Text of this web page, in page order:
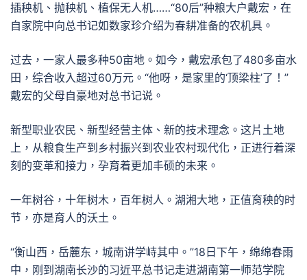
插秧机、抛秧机、植保无人机……“80后”种粮大户戴宏，在
自家院中向总书记如数家珍介绍为春耕准备的农机具。
过去，一家人最多种50亩地。如今，戴宏承包了480多亩水
田，综合收入超过60万元。“他呀，是家里的‘顶梁柱’了！”
戴宏的父母自豪地对总书记说。
新型职业农民、新型经营主体、新的技术理念。这片土地
上，从粮食生产到乡村振兴到农业农村现代化，正进行着深
刻的变革和接力，孕育着更加丰硕的未来。
一年树谷，十年树木，百年树人。湖湘大地，正值育秧的时
节，亦是育人的沃土。
“衡山西，岳麓东，城南讲学峙其中。”18日下午，绵绵春雨
中，刚到湖南长沙的习近平总书记走进湖南第一师范学院